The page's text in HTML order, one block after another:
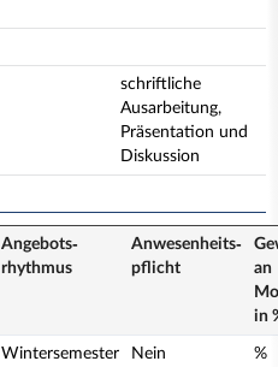
schriftliche
Ausarbeitung,
Präsentation und
Diskussion
Angebots­
rhythmus
Anwesenheits­
pflicht
an
in
Wintersemester Nein %